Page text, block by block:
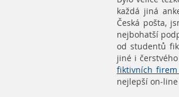
každá jiná
Česká pošta,
nejbohatší
od studentů
jiné i
fiktivních firem
nejlepší on-